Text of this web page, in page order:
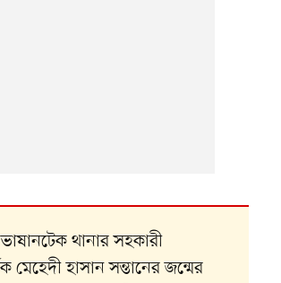
থানার সহকারী
মেহেদী হাসান সন্তানের জন্মের